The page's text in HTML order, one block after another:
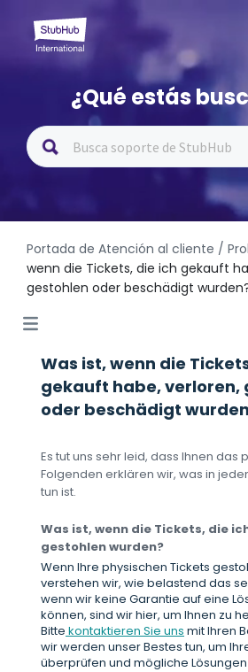
¿Qué estás
Portada de Atención al cliente /
wenn die Tickets, die ich gekauft
gestohlen oder beschädigt
Was ist, wenn die
gekauft habe, verloren,
oder beschädigt
Es tut uns sehr leid, dass Ihnen das
Folgenden erklären wir, was in
tun ist.
Was ist, wenn die Tickets, die
gestohlen wurden?
Wenn Ihre physischen Tickets
verstehen wir, wie belastend das
wenn wir keine Garantie auf eine
können, sind wir hier, um Ihnen zu
Bitte kontaktieren Sie uns mit Ihren
wir werden unser Bestes tun, um
überprüfen und mögliche